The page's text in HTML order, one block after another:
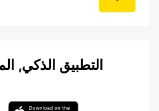
التطبيق الذكي,